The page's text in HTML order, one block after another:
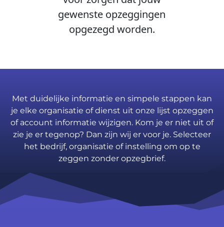
gewenste opzeggingen
opgezegd worden.
Met duidelijke informatie en simpele stappen kan
je elke organisatie of dienst uit onze lijst opzeggen
of account informatie wijzigen. Kom je er niet uit of
zie je er tegenop? Dan zijn wij er voor je. Selecteer
het bedrijf, organisatie of instelling om op te
zeggen zonder opzegbrief.